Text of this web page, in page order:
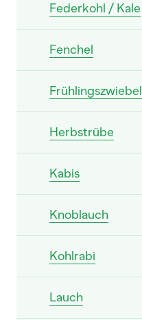
Federkohl / Kale
Fenchel
Frühlingszwiebel
Herbstrübe
Kabis
Knoblauch
Kohlrabi
Lauch